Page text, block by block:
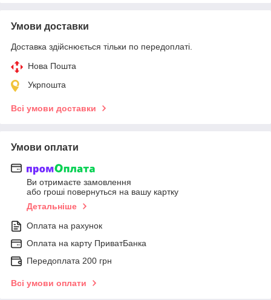
Умови доставки
Доставка здійснюється тільки по передоплаті.
Нова Пошта
Укрпошта
Всі умови доставки
Умови оплати
Ви отримаєте замовлення
або гроші повернуться на вашу картку
Детальніше
Оплата на рахунок
Оплата на карту ПриватБанка
Передоплата 200 грн
Всі умови оплати